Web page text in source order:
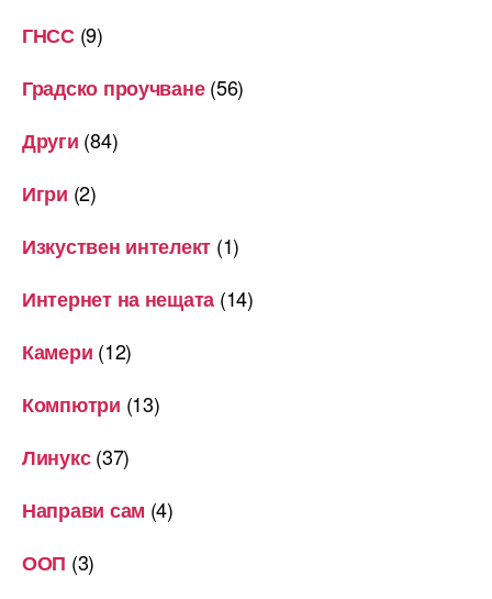
ГНСС(9)
Градско проучване(56)
Други (84)
Игри (2)
Изкуствен интелект (1)
Интернет на нещата (14)
Камери (12)
Компютри (13)
Линукс(37)
Направи сам (4)
ООП (3)